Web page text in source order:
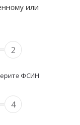
или
2
ФСИН
4